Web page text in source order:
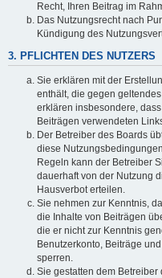
Recht, Ihren Beitrag im
Das Nutzungsrecht nach
Kündigung des
3. PFLICHTEN DES NUTZERS
Sie erklären mit der
enthält, die gegen
erklären insbesondere,
Beiträgen verwendeten
Der Betreiber des Boards
diese
Regeln kann der Betreiber
dauerhaft von der Nutzung
Hausverbot erteilen.
Sie nehmen zur Kenntnis,
die Inhalte von Beiträgen
die er nicht zur Kenntnis
Benutzerkonto, Beiträge
sperren.
Sie gestatten dem Betreiber